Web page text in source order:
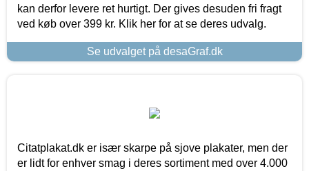
kan derfor levere ret hurtigt. Der gives desuden fri fragt
ved køb over 399 kr. Klik her for at se deres udvalg.
Se udvalget på desaGraf.dk
Citatplakat.dk er især skarpe på sjove plakater, men der
er lidt for enhver smag i deres sortiment med over 4.000